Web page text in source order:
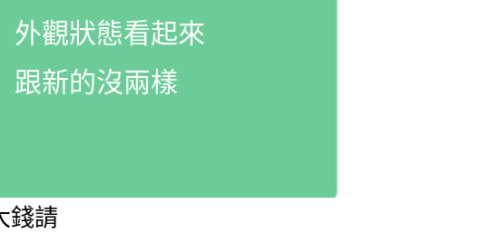
外觀狀態看起來
跟新的沒兩樣
錢請